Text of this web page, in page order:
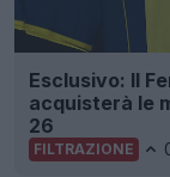
Esclusivo: Il
acquisterà le
26
FILTRAZIONE